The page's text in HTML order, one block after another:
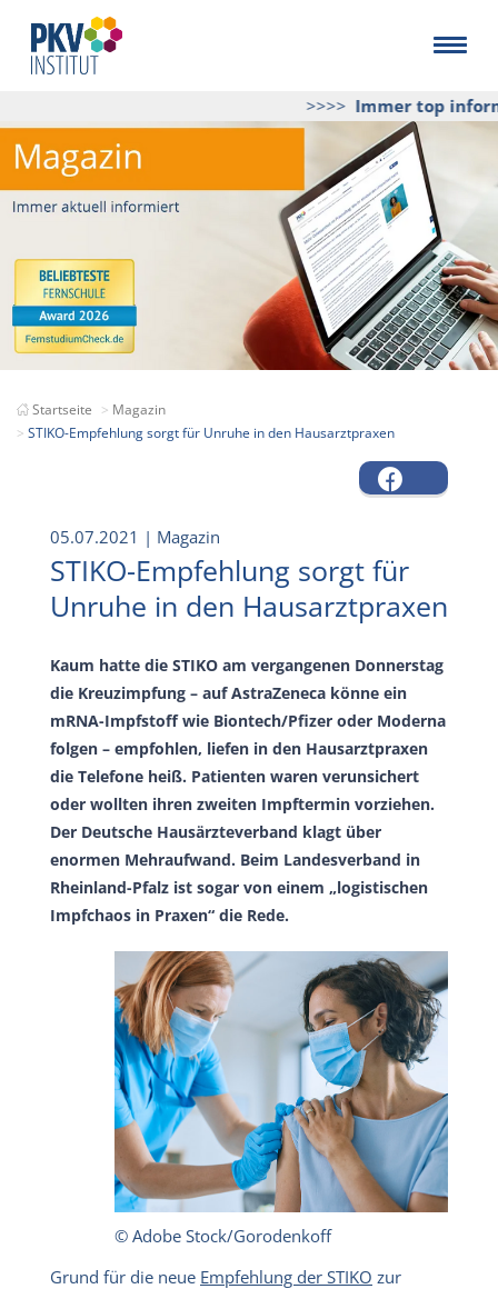
>>>>Immer top
Startseite
Magazin
STIKO-Empfehlung sorgt für Unruhe in den Hausarztpraxen
05.07.2021 | Magazin
STIKO-Empfehlung sorgt für
Unruhe in den Hausarztpraxen
Kaum hatte die STIKO am vergangenen Donnerstag
die Kreuzimpfung – auf AstraZeneca könne ein
mRNA-Impfstoff wie Biontech/Pfizer oder Moderna
folgen – empfohlen, liefen in den Hausarztpraxen
die Telefone heiß. Patienten waren verunsichert
oder wollten ihren zweiten Impftermin vorziehen.
Der Deutsche Hausärzteverband klagt über
enormen Mehraufwand. Beim Landesverband in
Rheinland-Pfalz ist sogar von einem „logistischen
Impfchaos in Praxen“ die Rede.
© Adobe Stock/Gorodenkoff
Grund für die neue Empfehlung der STIKO zur